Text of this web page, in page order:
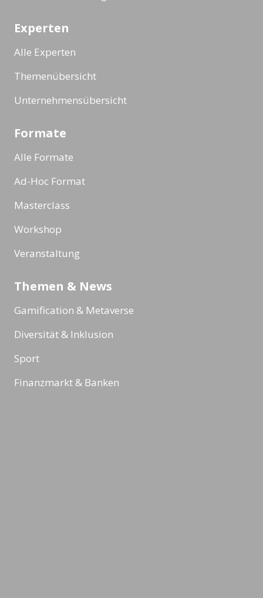
Experten
Alle Experten
Themenübersicht
Unternehmensübersicht
Formate
Alle Formate
Ad-Hoc Format
Masterclass
Workshop
Veranstaltung
Themen & News
Gamification & Metaverse
Diversität & Inklusion
Sport
Finanzmarkt & Banken